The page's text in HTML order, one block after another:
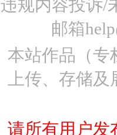
违规内容投诉/
邮箱
本站作品（专
上传、存储
请所有用户发